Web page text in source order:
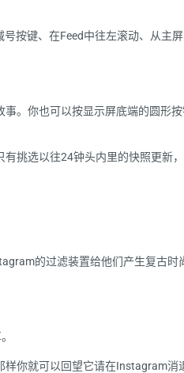
号按键、 在Feed中往左滚动、
从主
事。你也可以按显示屏底端的圆形
有挑选以往24钟头内里的快照更新
的过滤装置给他们产生复古时
样你就可以回望它请在Instagram消